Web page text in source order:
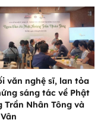
văn nghệ sĩ, lan tỏa
sáng tác về Phật
Trần Nhân Tông và